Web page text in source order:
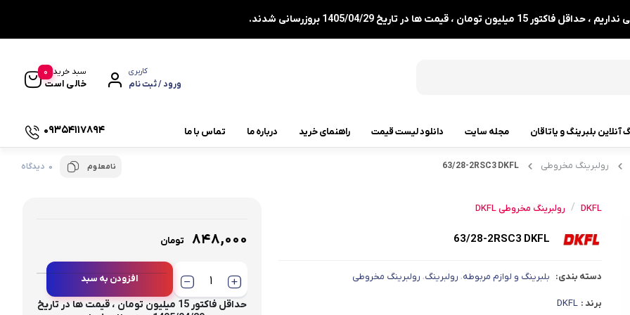
تومان ، قیمت ها در تاریخ 1405/04/29 بروزرسانی شدند.
کاربری
ورود / ثبت نام
سبد خرید
خالی است
0
رولبرینگ مخروطی
رولبرینگ بشکه ای
رولبرینگ بشکه ای کفگرد چاکنت
آنلاین بلبرینگ و یاتاقان مجله سایت دانلود لیست قیمت راهنمای خرید درباره ما تماس با ما 09354117894
رولبرینگ مخروطی 63/28-2RSC3 DKFL نامعلوم 0 دیدگاه
DKFL
/ رولبرینگ مخروطی DKFL
63/28-2RSC3 DKFL
دسته بندی: بلبرینگ و لوازم مربوطه، رولبرینگ، رولبرینگ مخروطی
برند : DKFL
۸۴۸,۰۰۰ تومان
افزودن به سبد
توجه : تک فروشی نداریم ،
حداقل فاکتور 15 میلیون تومان ، قیمت ها در تاریخ